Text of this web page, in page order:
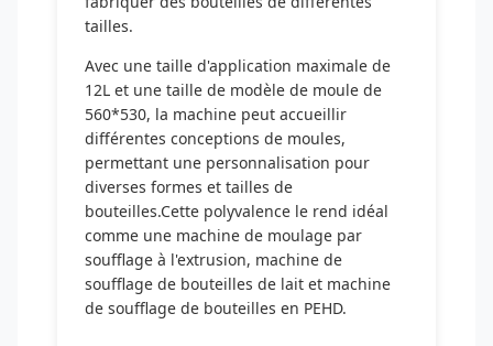
tailles.
Avec une taille d'application maximale de
12L et une taille de modèle de moule de
560*530, la machine peut accueillir
différentes conceptions de moules,
permettant une personnalisation pour
diverses formes et tailles de
bouteilles.Cette polyvalence le rend idéal
comme une machine de moulage par
soufflage à l'extrusion, machine de
soufflage de bouteilles de lait et machine
de soufflage de bouteilles en PEHD.